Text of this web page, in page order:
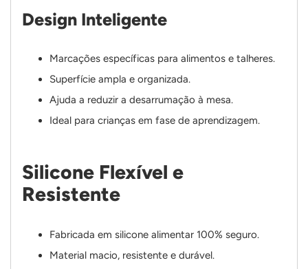
Design Inteligente
Marcações específicas para alimentos e talheres.
Superfície ampla e organizada.
Ajuda a reduzir a desarrumação à mesa.
Ideal para crianças em fase de aprendizagem.
Silicone Flexível e
Resistente
Fabricada em silicone alimentar 100% seguro.
Material macio, resistente e durável.